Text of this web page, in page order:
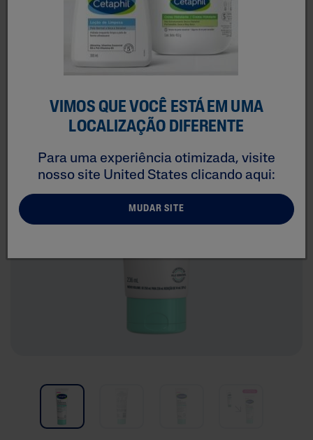
Control 236mL
us
VIMOS QUE VOCÊ ESTÁ EM UMA
LOCALIZAÇÃO DIFERENTE
Para uma experiência otimizada, visite
nosso site United States clicando aqui:
MUDAR SITE